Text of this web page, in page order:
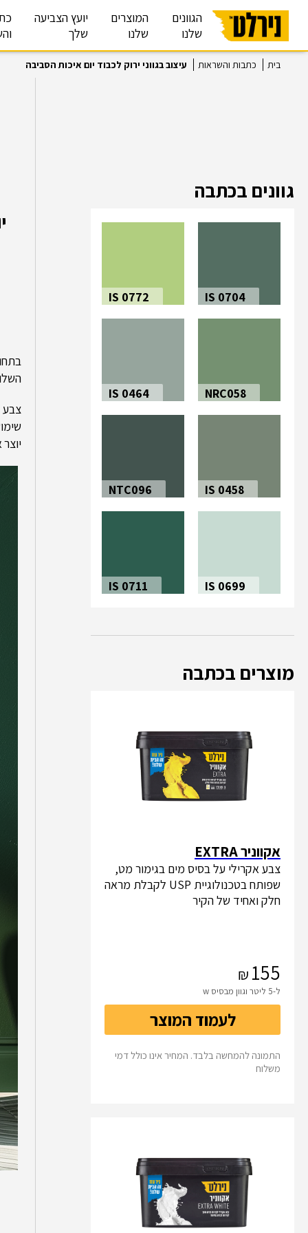
הגוונים
שלנו
המוצרים
שלנו
יועץ הצביעה
שלך
בית כתבות והשראות עיצוב בגווני ירוק לכבוד יום איכות הסביבה
צבע
גוונים בכתבה
IS 0704
IS 0772
NRC058
IS 0464
IS 0458
NTC096
IS 0699
IS 0711
מוצרים בכתבה
אקווניר EXTRA
צבע אקרילי על בסיס מים בגימור מט,
שפותח בטכנולוגיית USP לקבלת מראה
חלק ואחיד של הקיר
155
ל-5 ליטר וגוון מבסיס w
לעמוד המוצר
התמונה להמחשה בלבד. המחיר אינו כולל דמי
משלוח